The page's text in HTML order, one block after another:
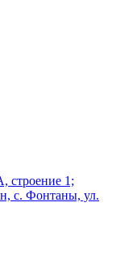
строение 1;
с. Фонтаны, ул.